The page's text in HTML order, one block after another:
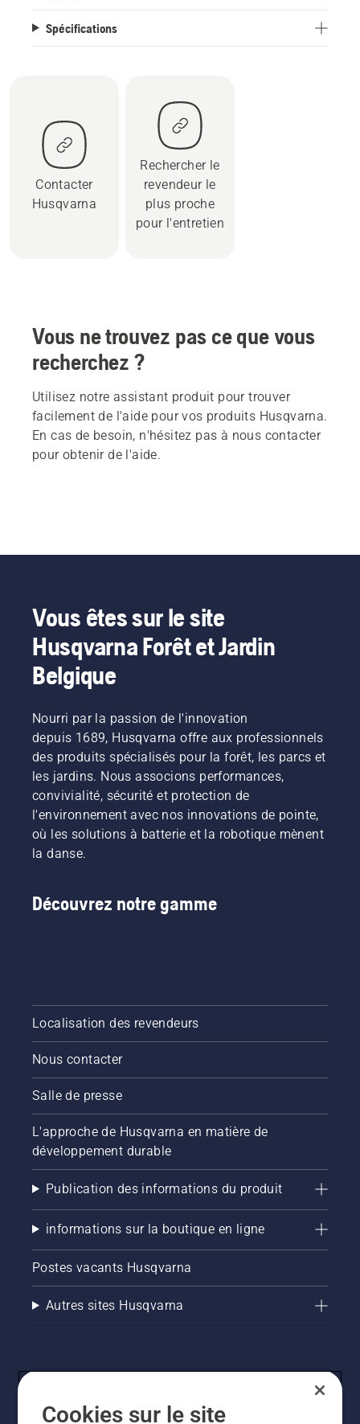
Spécifications
Contacter
Husqvarna
Rechercher le
revendeur le
plus proche
pour l'entretien
Vous ne trouvez pas ce que vous
recherchez ?
Utilisez notre assistant produit pour trouver
facilement de l'aide pour vos produits Husqvarna.
En cas de besoin, n'hésitez pas à nous contacter
pour obtenir de l'aide.
Vous êtes sur le site
Husqvarna Forêt et Jardin
Belgique
Nourri par la passion de l'innovation
depuis 1689, Husqvarna offre aux professionnels
des produits spécialisés pour la forêt, les parcs et
les jardins. Nous associons performances,
convivialité, sécurité et protection de
l'environnement avec nos innovations de pointe,
où les solutions à batterie et la robotique mènent
la danse.
Découvrez notre gamme
Localisation des revendeurs
Nous contacter
Salle de presse
L'approche de Husqvarna en matière de
développement durable
Publication des informations du produit
informations sur la boutique en ligne
Postes vacants Husqvarna
Autres sites Husqvarna
Cookies sur le site